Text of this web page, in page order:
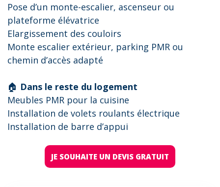
Pose d’un monte-escalier, ascenseur ou
plateforme élévatrice
Elargissement des couloirs
Monte escalier extérieur, parking PMR ou
chemin d’accès adapté
🏠 Dans le reste du logement
Meubles PMR pour la cuisine
Installation de volets roulants électrique
Installation de barre d’appui
JE SOUHAITE UN DEVIS GRATUIT